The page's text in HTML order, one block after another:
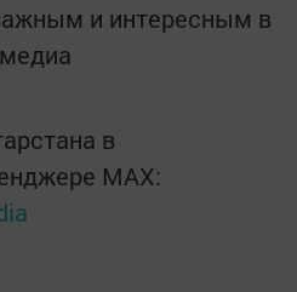
и интересным в
в
MАХ: